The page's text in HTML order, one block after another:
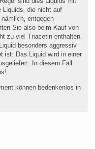
Liquids, die nicht auf
entgegen
Sie also beim Kauf von
zu viel Triacetin enthalten.
besonders aggressiv
ist: Das Liquid wird in einer
In diesem Fall
können bedenkenlos in